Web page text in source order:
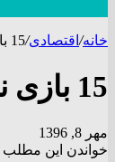
خانه/ اقتصادی/15 بازی ناشناخته تاریخ؛ بررسی بازی های کمتر دیده شده نسل قبل
15 بازی ناشناخته تاریخ؛ بررسی بازی های کمتر دیده شده نسل قبل
مهر 8, 1396
خواندن این مطلب 5 دقیقه زمان میبرد